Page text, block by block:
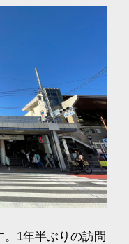
。1年半ぶりの訪問